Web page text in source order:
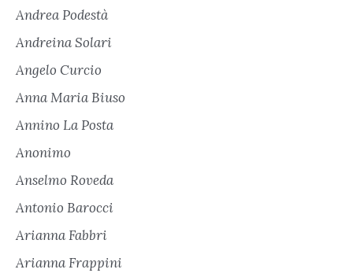
Andrea Podestà
Andreina Solari
Angelo Curcio
Anna Maria Biuso
Annino La Posta
Anonimo
Anselmo Roveda
Antonio Barocci
Arianna Fabbri
Arianna Frappini